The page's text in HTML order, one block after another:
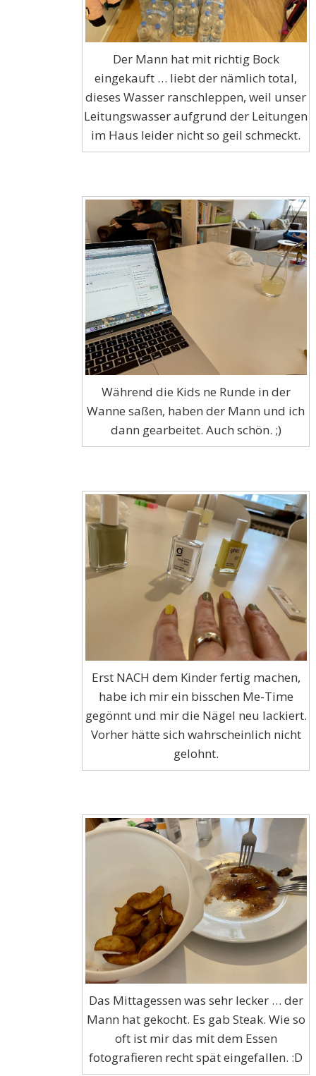
Der Mann hat mit richtig Bock
eingekauft … liebt der nämlich total,
dieses Wasser ranschleppen, weil unser
Leitungswasser aufgrund der Leitungen
im Haus leider nicht so geil schmeckt.
Während die Kids ne Runde in der
Wanne saßen, haben der Mann und ich
dann gearbeitet. Auch schön. ;)
Erst NACH dem Kinder fertig machen,
habe ich mir ein bisschen Me-Time
gegönnt und mir die Nägel neu lackiert.
Vorher hätte sich wahrscheinlich nicht
gelohnt.
Das Mittagessen was sehr lecker … der
Mann hat gekocht. Es gab Steak. Wie so
oft ist mir das mit dem Essen
fotografieren recht spät eingefallen. :D